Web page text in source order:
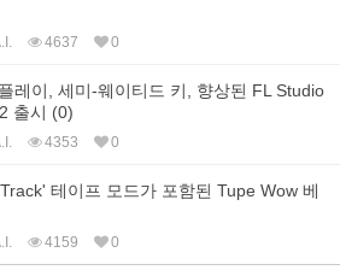
4637 0
레이, 세미-웨이티드 키, 향상된 FL Studio
출시 (0)
4353 0
테이프 모드가 포함된 Tupe Wow 베
4159 0